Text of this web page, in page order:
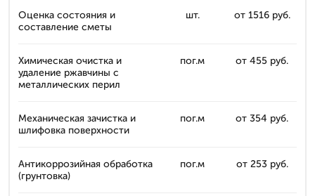
Оценка состояния и
составление сметы
шт. от 1516 руб.
Химическая очистка и
удаление ржавчины с
металлических перил
пог.м от 455 руб.
Механическая зачистка и
шлифовка поверхности
пог.м от 354 руб.
Антикоррозийная обработка
(грунтовка)
пог.м от 253 руб.